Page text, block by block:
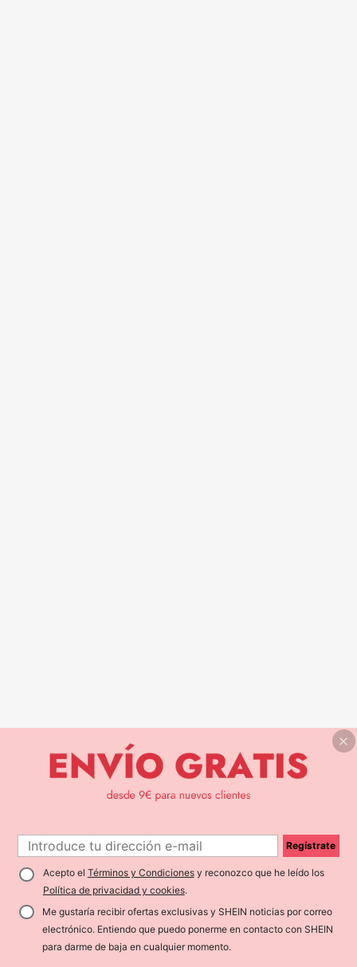
Regístrate
Acepto el Términos y Condicionesy reconozco que he leído los
Política de privacidad y cookies.
Me gustaría recibir ofertas exclusivas y SHEIN noticias por correo
electrónico. Entiendo que puedo ponerme en contacto con SHEIN
para darme de baja en cualquier momento.